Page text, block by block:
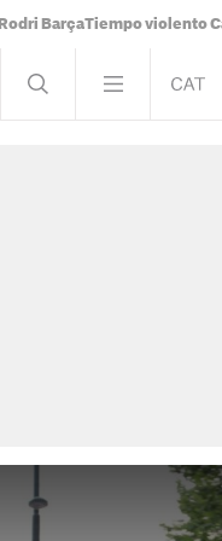
Rodri BarçaTiempo violento